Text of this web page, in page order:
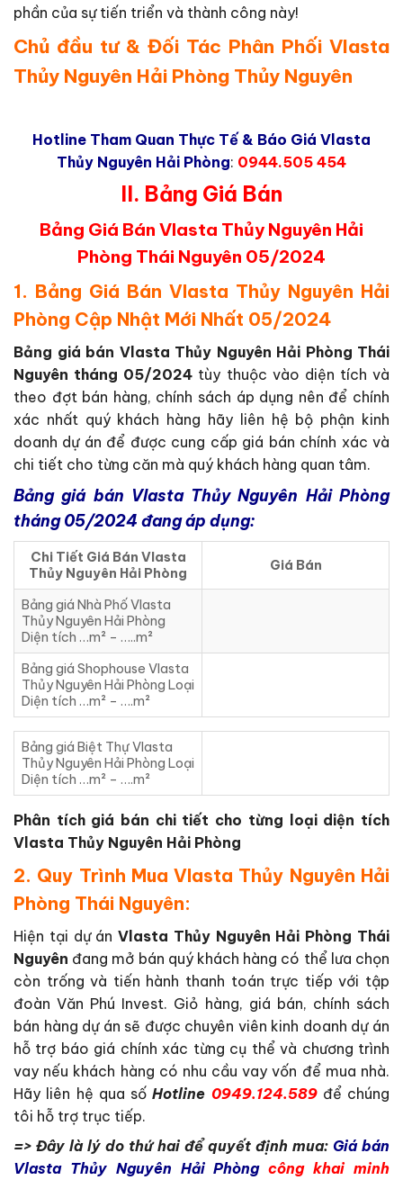
phần của sự tiến triển và thành công này!
Chủ đầu tư & Đối Tác Phân Phối Vlasta
Thủy Nguyên Hải Phòng Thủy Nguyên
Hotline Tham Quan Thực Tế & Báo Giá Vlasta
Thủy Nguyên Hải Phòng: 0944.505 454
II. Bảng Giá Bán
Bảng Giá Bán Vlasta Thủy Nguyên Hải
Phòng Thái Nguyên 05/2024
1. Bảng Giá Bán Vlasta Thủy Nguyên Hải
Phòng Cập Nhật Mới Nhất 05/2024
Bảng giá bán Vlasta Thủy Nguyên Hải Phòng Thái
Nguyên tháng 05/2024 tùy thuộc vào diện tích và
theo đợt bán hàng, chính sách áp dụng nên để chính
xác nhất quý khách hàng hãy liên hệ bộ phận kinh
doanh dự án để được cung cấp giá bán chính xác và
chi tiết cho từng căn mà quý khách hàng quan tâm.
Bảng giá bán Vlasta Thủy Nguyên Hải Phòng
tháng 05/2024 đang áp dụng:
Chi Tiết Giá Bán Vlasta
Thủy Nguyên Hải Phòng
Giá Bán
Bảng giá Nhà Phố Vlasta
Thủy Nguyên Hải Phòng
Diện tích …m² – …..m²
Bảng giá Shophouse Vlasta
Thủy Nguyên Hải Phòng Loại
Diện tích …m² – ….m²
Bảng giá Biệt Thự Vlasta
Thủy Nguyên Hải Phòng Loại
Diện tích …m² – ….m²
Phân tích giá bán chi tiết cho từng loại diện tích
Vlasta Thủy Nguyên Hải Phòng
2. Quy Trình Mua Vlasta Thủy Nguyên Hải
Phòng Thái Nguyên:
Hiện tại dự ánVlasta Thủy Nguyên Hải Phòng Thái
Nguyên đang mở bán quý khách hàng có thể lưa chọn
còn trống và tiến hành thanh toán trực tiếp với tập
đoàn Văn Phú Invest. Giỏ hàng, giá bán, chính sách
bán hàng dự án sẽ được chuyên viên kinh doanh dự án
hỗ trợ báo giá chính xác từng cụ thể và chương trình
vay nếu khách hàng có nhu cầu vay vốn để mua nhà.
Hãy liên hệ qua sốHotline 0949.124.589 để chúng
tôi hỗ trợ trục tiếp.
=> Đây là lý do thứ hai để quyết định mua: Giá bán
Vlasta Thủy Nguyên Hải Phòngcông khai minh